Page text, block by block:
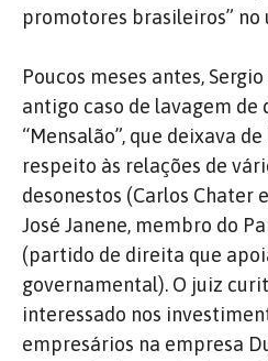
promotores brasileiros” no
Poucos meses antes,
antigo caso de lavagem de
“Mensalão”, que deixava
respeito às relações de
desonestos (Carlos Chater
José Janene, membro do
(partido de direita que
governamental). O juiz
interessado nos
empresários na empresa